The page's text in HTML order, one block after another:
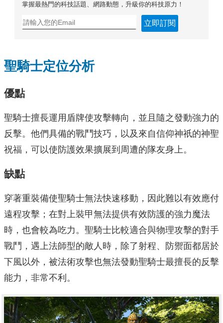
掌握最熱門的科技話題、網路動態，升級你的科技原力！
立即訂閱
聖騎士定位分析
優點
聖騎士擅長運用盾牌使攻擊轉向，並且隨之發動強力的
反擊。他們具備的戰鬥技巧，以及來自信仰神祇的神聖
祝福，可以使防護效果擴展到周遭的隊友身上。
缺點
穿著重裝備使聖騎士無法快速移動，因此難以有效應付
遠程攻擊；在對上裝甲無法提供有效防護的強力魔法
時，也會較為吃力。聖騎士比較適合與物理攻擊的對手
戰鬥，遇上法師型的敵人時，除了射程、防禦面都居於
下風以外，被法術攻擊也無法發動聖騎士最擅長的反擊
能力，非常不利。